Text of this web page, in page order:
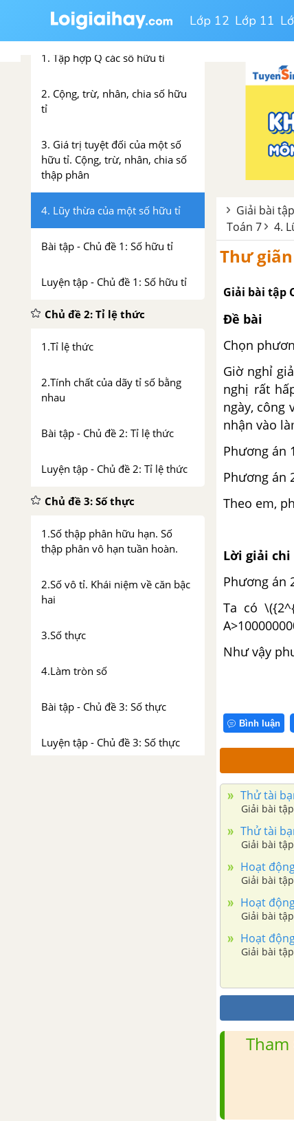
Lớp 12 Lớp 11
Chủ đề 1: Số hữu tỉ
1. Tập hợp Q các số hữu tỉ
2. Cộng, trừ, nhân, chia số hữu
tỉ
3. Giá trị tuyệt đối của một số
hữu tỉ. Cộng, trừ, nhân, chia số
thập phân
4. Lũy thừa của một số hữu tỉ
Bài tập - Chủ đề 1: Số hữu tỉ
Luyện tập - Chủ đề 1: Số hữu tỉ
Chủ đề 2: Tỉ lệ thức
1.Tỉ lệ thức
2.Tính chất của dãy tỉ số bằng
nhau
Bài tập - Chủ đề 2: Tỉ lệ thức
Luyện tập - Chủ đề 2: Tỉ lệ thức
Chủ đề 3: Số thực
1.Số thập phân hữu hạn. Số
thập phân vô hạn tuần hoàn.
2.Số vô tỉ. Khái niệm về căn bậc
hai
3.Số thực
4.Làm tròn số
Bài tập - Chủ đề 3: Số thực
Luyện tập - Chủ đề 3: Số thực
Giải bài
Toán 7
4.
Thư
Giải bài tập
Đề bài
Chọn
Giờ nghỉ
nghị rất
ngày, công
nhận vào
Phương án
Phương án
Theo em,
Lời giải
Phương án
Ta có
Như vậy
Bình luận
Thử tài
Giải bài
Thử tài
Giải bài
Hoạt
Giải bài
Hoạt
Giải bài
Hoạt
Giải bài
Tham